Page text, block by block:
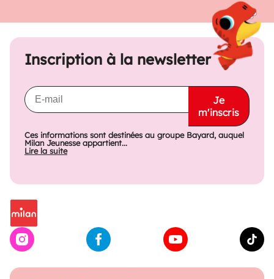
Inscription à la newsletter
Je
m'inscris
Ces informations sont destinées au groupe Bayard, auquel
Milan Jeunesse appartient...
Lire la suite